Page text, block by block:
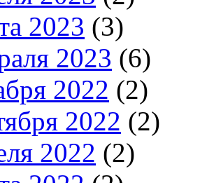
2023 (3)
2023 (6)
2022 (2)
2022 (2)
2022 (2)